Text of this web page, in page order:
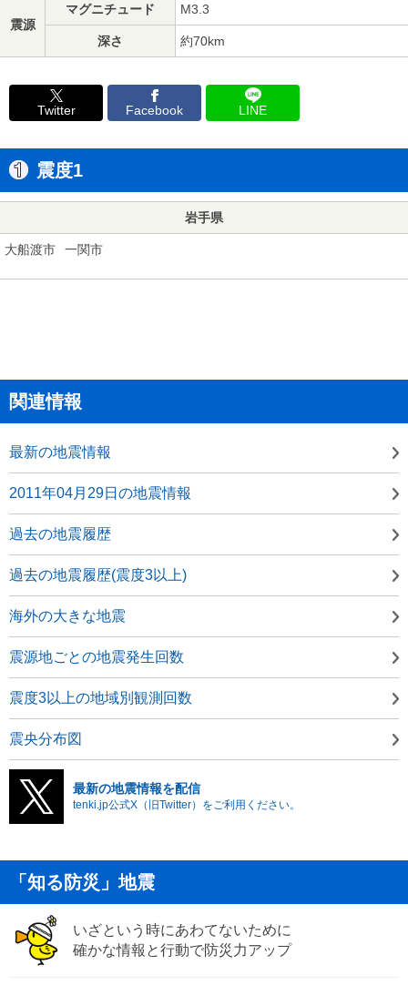
震源
マグニチュード M3.3
深さ 約70km
Twitter Facebook LINE
震度1
岩手県
大船渡市 一関市
関連情報
最新の地震情報
2011年04月29日の地震情報
過去の地震履歴
過去の地震履歴(震度3以上)
海外の大きな地震
震源地ごとの地震発生回数
震度3以上の地域別観測回数
震央分布図
最新の地震情報を配信
tenki.jp公式X（旧Twitter）をご利用ください。
「知る防災」地震
いざという時にあわてないために
確かな情報と行動で防災力アップ